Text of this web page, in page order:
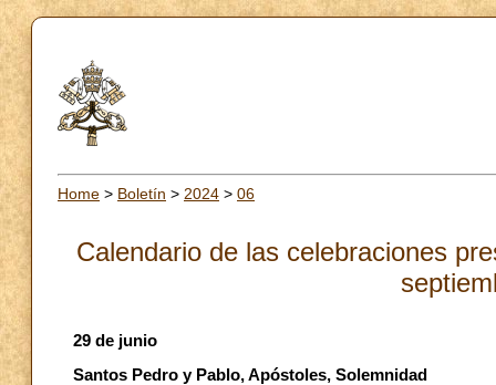
Home > Boletín > 2024 > 06
Calendario de las celebraciones
29 de junio
Santos Pedro y Pablo, Apóstoles, Solemnidad